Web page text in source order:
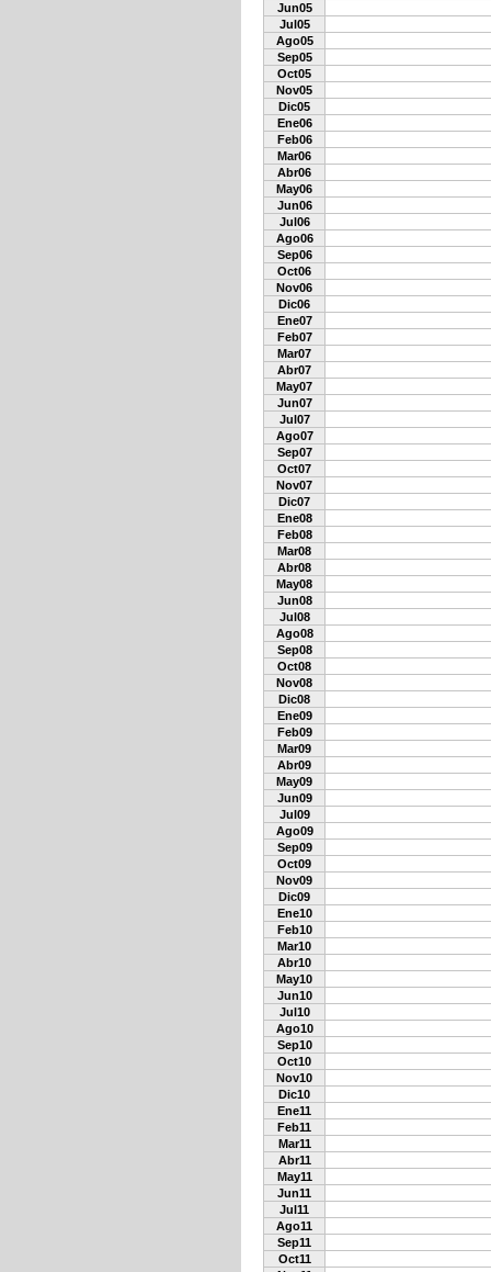
Jun05
Jul05
Ago05
Sep05
Oct05
Nov05
Dic05
Ene06
Feb06
Mar06
Abr06
May06
Jun06
Jul06
Ago06
Sep06
Oct06
Nov06
Dic06
Ene07
Feb07
Mar07
Abr07
May07
Jun07
Jul07
Ago07
Sep07
Oct07
Nov07
Dic07
Ene08
Feb08
Mar08
Abr08
May08
Jun08
Jul08
Ago08
Sep08
Oct08
Nov08
Dic08
Ene09
Feb09
Mar09
Abr09
May09
Jun09
Jul09
Ago09
Sep09
Oct09
Nov09
Dic09
Ene10
Feb10
Mar10
Abr10
May10
Jun10
Jul10
Ago10
Sep10
Oct10
Nov10
Dic10
Ene11
Feb11
Mar11
Abr11
May11
Jun11
Jul11
Ago11
Sep11
Oct11